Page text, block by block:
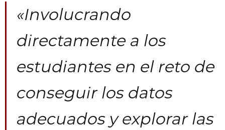
«Involucrando
directamente a los
estudiantes en el reto de
conseguir los datos
adecuados y explorar las